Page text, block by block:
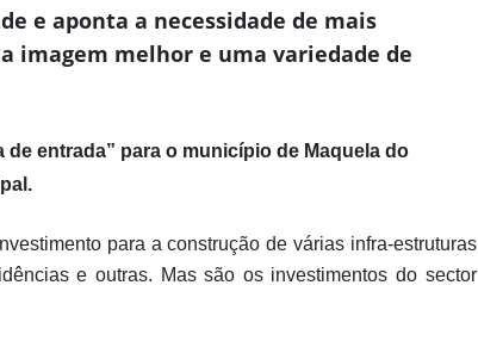
e aponta a necessidade de mais
imagem melhor e uma variedade de
entrada” para o município de Maquela do
para a construção de várias infra-estruturas
e outras. Mas são os investimentos do sector